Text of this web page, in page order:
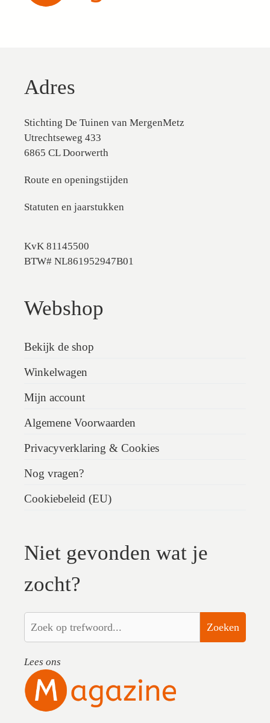
Adres
Stichting De Tuinen van MergenMetz
Utrechtseweg 433
6865 CL Doorwerth
Route en openingstijden
Statuten en jaarstukken
KvK 81145500
BTW# NL861952947B01
Webshop
Bekijk de shop
Winkelwagen
Mijn account
Algemene Voorwaarden
Privacyverklaring & Cookies
Nog vragen?
Cookiebeleid (EU)
Niet gevonden wat je
zocht?
Zoeken
Lees ons